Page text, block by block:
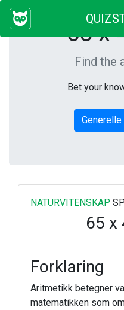
65 x
Find the
Bet your
NATURVITENSKAP
65 x
Forklaring
Aritmetikk betegner
matematikken som